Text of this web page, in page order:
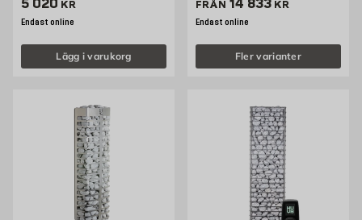
5 020 KR
Endast online
Lägg i varukorg
FRÅN 14 833 KR
Endast online
Fler varianter